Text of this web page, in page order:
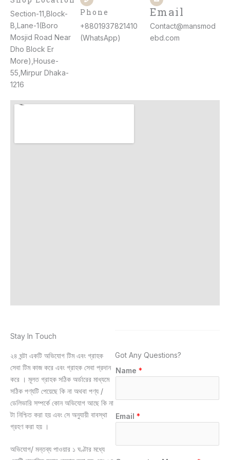
Section-11,Block-
B,Lane-1(Boro
Mosjid Road Near
Dho Block Er
More),House-
55,Mirpur Dhaka-
1216
Phone
+8801937821410
(WhatsApp)
Email
Contact@mansmod
ebd.com
Stay In Touch
২৪ ঘন্টা একটি অভিযোগ টিম এবং গ্রাহক
সেবা টিম কাজ করে এবং গ্রাহক সেবা প্রদান
করে । মূলত গ্রাহক সঠিক অর্ডারের মাধ্যমে
সঠিক পণ্যটি পেয়েছে কি না অথবা পণ্য /
ডেলিভারি সম্পর্কে কোন অভিযোগ আছে কি না
টা নিশ্চিত করা হয় এবং সে অনুযায়ী বাবস্থা
গ্রহণ করা হয় ।
অভিযোগ/ মন্তব্য পাওয়ার ১ ঘণ্টার মধ্যে
Got Any Questions?
Name *
Email *